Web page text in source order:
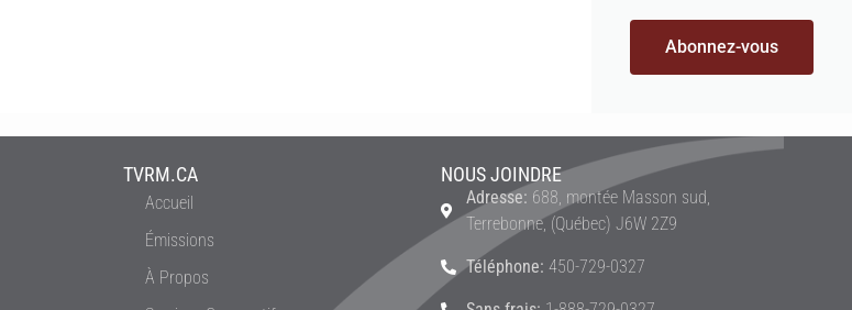
Abonnez-vous
TVRM.CA
Accueil
Émissions
À Propos
NOUS JOINDRE
Adresse: 688, montée Masson sud,
Terrebonne, (Québec) J6W 2Z9
Téléphone: 450-729-0327